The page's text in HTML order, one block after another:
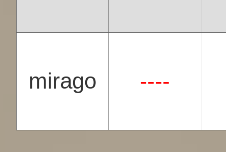
mirago ----